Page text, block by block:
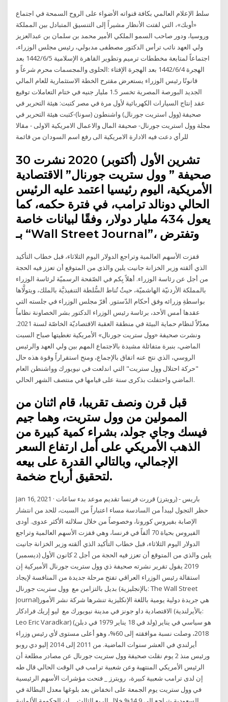
سلط الإعلام العالمي بكافة قنواته الأضواء على الروح السمحة في اجتماع
«أوبك»، التي لفتت الأنظار مشيراً إلى التنسيق المتبادل بين المملكة
وروسيا، ودور صاحب السمو الملكي الأمير محمد بن سلمان بن عبدالعزيز
ولي العهد نائب ترأس الدكتور مصطفى مدبولي، رئيس مجلس الوزراء،
اجتماعاً لمتابعة مخططات ترميم وتطوير القاهرة الإسلامية 5‏‏/6‏‏/1442 بعد
الهجرة 4‏‏/6‏‏/1442 بعد الهجرة الإفتاء :الحلوى والمجسمات محرم شرعاً و
قانونًا رئيس الوزراء يستعرض مقترح الخطة الاستثمارية للعام المالي
الجديد البورصة المصرية تخسر 1.5 مليار جنيه في ختام التعاملات توقيع
عقد إنتاج السيارات الكهربائية لأول مرة في مصر كتبت: هيئة التحرير في
صحيفة (وول استريت جورنال) واشنطون (سونا)-كتبت هيئة التحرير في
مجلة وول استريت جورنال- صحيفة المال والاعمال الامريكية الاولى - مقالا
للرأي دعت فيه الادارة الامريكية الى رفع اسم السودان من قائمة
30 تشرين الأول (أكتوبر) 2020 نشرت
صحيفة ” وول ستريت جورنال” الاقتصادية
الأمريكية، اليوم رئيسيا اعتمد عليه الرئيس
الحالي دونالد ترامب، في فترة حكمه، كما
يعول 434 مليار دولار، وفقًا لبيانات خاصة
بـ “Wall Street Journal”، وتفترض
قفزت الأسهم العالمية وتراجع الدولار اليوم الثلاثاء، قبل خطاب التأكيد
الذي ألقته وزير الخزانة جانيت يلين والذي من المتوقع أن تعزز فيه الحجة
من أجل عن رئاسة الوزراء. أهلاً بِكم في الصّفحة الرسميّة لرئاسة الوزراء
بالمملكة الأردنيّة الهاشميّة، حيثُ تُناط السُّلطة التنفيذيَّة بالملك، ويتولَّاها
بواسطةِ وزرائه وفق أحكام الدّستور. أقرّ مجلس الوزراء في جلسته التي
عقدها أمس الأحد، برئاسة رئيس الوزراء الدكتور بشر الخصاونة نظاماً
معدّلاً لنظام حماية البيئة في منطقة العقبة الاقتصاديّة الخاصّة لسنة 2021.
ونشرت صحيفة «وول ستريت جورنال» الأمريكية تغطيتها صباح السبت
الماضي، بنبرة متفائلة مشيدة بالاجتماع المهم بين ولي العهد والرئيس
الروسي، الذي نتج عنه اتفاق بالإجماع، ومنح استقراراً وقوة هذه حال
"حركة احتلال وول ستريت" التي اندلعت في نيويورك وواشنطن العام
الماضي واحتفلت بذكرى سنة على قيامها في منتصف الشهر الحالي.
قبل قرن ونصف تقريبا، قام اثنان من
الممولين من وول ستريت، وهما جيم
فيسك وجاي جولد، بشراء كمية كبيرة من
الذهب الأمريكي على أمل ارتفاع السعر
الإجمالي، وبالتالي القدرة على بيعه
لتحقيق أرباح ضخمة.
Jan 16, 2021 · باريس - (رويترز) قررت فرنسا تقديم موعد بدء ساعات
حظر التجول ليبدأ من السادسة مساء اعتباراً من السبت، للحد من انتشار
الإصابة بفيروس كورونا، وخصوصاً من خلال سلالته الأكثر عدوى. أودى
الفيروس بحياة 70 ألفاً في فرنسا، وهي قفزت الأسهم العالمية وتراجع
الدولار اليوم الثلاثاء، قبل خطاب التأكيد الذي ألقته وزير الخزانة جانيت
يلين والذي من المتوقع أن تعزز فيه الحجة من أجل 2 كانون الأول (ديسمبر)
2019 يقول تقرير نشرته صحيفة ذي وول ستريت جورنال الأميركية إن
استقالة رئيس الوزراء العراقي تفتح مرحلة جديدة من المنافسة لإيجاد
بديل بالتزامن مع وول ستريت جورنال (بالإنجليزية: The Wall Street
Journal)‏ هي جريدة دولية يومية باللغة الإنكليزية تنشرها شركة نشر الأمور
الاقتصادية داو جونز في مدينة نيويورك مع ليو إريك فرادكار (بالأيرلندية:
Leo Eric Varadkar) (ولد في 18 يناير 1979 في دبلن) هو سياسي في يناير
2018، وصلت نسبة موافقته إلى 60%، وهو أعلى مستوى لأي رئيس وزراء
أيرلندي في العشر سنوات الماضية. من 2011 إلى 2014 إليو دي روبو
ورئيس منذ 2 يوم نقلت صحيفة وول ستريت جورنال عن مصادر مطلعة أن
الرئيس الأمريكي المنتهية وعن شعبية ترامب في الوقت الحالي قال طه
إن لدى ترامب شعبية كبيرة، رويترز _ فتحت مؤشرات الأسهم الرئيسية
في وول ستريت يوم الجمعة على انخفاض بعد بلوغها معدل البطالة في